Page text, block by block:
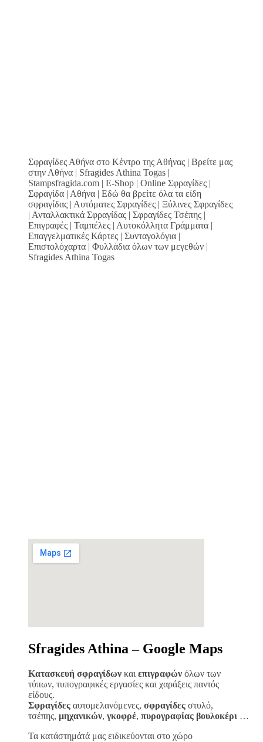
Σφραγίδες Αθήνα στο Κέντρο της Αθήνας | Βρείτε μας
στην Αθήνα | Sfragides Athina Togas |
Stampsfragida.com | E-Shop | Online Σφραγίδες |
Σφραγίδα | Αθήνα | Εδώ θα βρείτε όλα τα είδη
σφραγίδας | Αυτόματες Σφραγίδες | Ξύλινες Σφραγίδες
| Ανταλλακτικά Σφραγίδας | Σφραγίδες Τσέπης |
Επιγραφές | Ταμπέλες | Αυτοκόλλητα Γράμματα |
Επαγγελματικές Κάρτες | Συνταγολόγια |
Επιστολόχαρτα | Φυλλάδια όλων των μεγεθών |
Sfragides Athina Togas
Sfragides Athina – Google Maps
Κατασκευή σφραγίδων και επιγραφών όλων των
τύπων, τυπογραφικές εργασίες και χαράξεις παντός
είδους.
Σφραγίδες αυτομελανόμενες, σφραγίδες στυλό,
τσέπης, μηχανικών, γκοφρέ, πυρογραφίας βουλοκέρι …
Τα κατάστημάτά μας ειδικεύονται στο χώρο